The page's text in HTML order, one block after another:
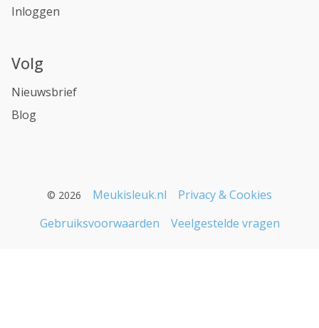
Inloggen
Volg
Nieuwsbrief
Blog
© 2026 Meukisleuk.nl
Privacy & Cookies
Gebruiksvoorwaarden
Veelgestelde vragen